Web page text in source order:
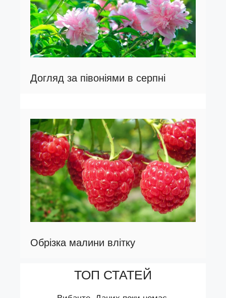
Догляд за півоніями в серпні
Обрізка малини влітку
ТОП СТАТЕЙ